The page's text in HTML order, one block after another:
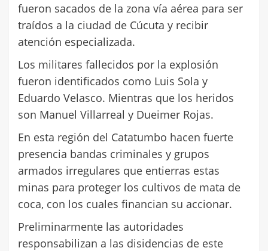
fueron sacados de la zona vía aérea para ser
traídos a la ciudad de Cúcuta y recibir
atención especializada.
Los militares fallecidos por la explosión
fueron identificados como Luis Sola y
Eduardo Velasco. Mientras que los heridos
son Manuel Villarreal y Dueimer Rojas.
En esta región del Catatumbo hacen fuerte
presencia bandas criminales y grupos
armados irregulares que entierras estas
minas para proteger los cultivos de mata de
coca, con los cuales financian su accionar.
Preliminarmente las autoridades
responsabilizan a las disidencias de este